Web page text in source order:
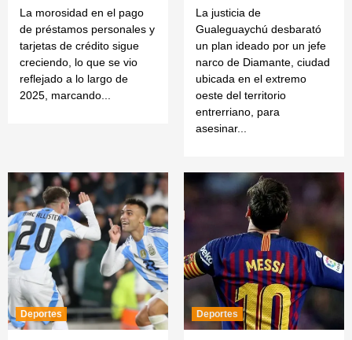
La morosidad en el pago
de préstamos personales y
tarjetas de crédito sigue
creciendo, lo que se vio
reflejado a lo largo de
2025, marcando...
La justicia de
Gualeguaychú desbarató
un plan ideado por un jefe
narco de Diamante, ciudad
ubicada en el extremo
oeste del territorio
entrerriano, para
asesinar...
Deportes Deportes